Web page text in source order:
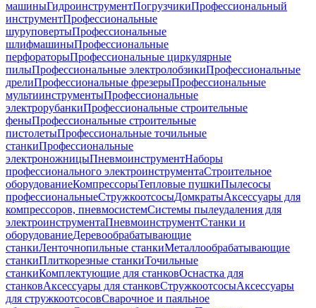
машиныГидроинструментПогрузчикиПрофессиональный
инструментПрофессиональные
шуруповертыПрофессиональные
шлифмашиныПрофессиональные
перфораторыПрофессиональные циркулярные
пилыПрофессиональные электролобзикиПрофессиональные
дрелиПрофессиональные фрезерыПрофессиональные
мультиинструментыПрофессиональные
электрорубанкиПрофессиональные строительные
феныПрофессиональные строительные
пистолетыПрофессиональные точильные
станкиПрофессиональные
электроножницыПневмоинструментНаборы
профессионального электроинструментаСтроительное
оборудованиеКомпрессорыТепловые пушкиПылесосы
профессиональныеСтружкоотсосыДомкратыАксессуары для
компрессоров, пневмосистемСистемы пылеудаления для
электроинструментаПневмоинструментСтанки и
оборудованиеДеревообрабатывающие
станкиЛенточнопильные станкиМеталлообрабатывающие
станкиПлиткорезные станкиТочильные
станкиКомплектующие для станковОснастка для
станковАксессуары для станковСтружкоотсосыАксессуары
для стружкоотсосовСварочное и паяльное